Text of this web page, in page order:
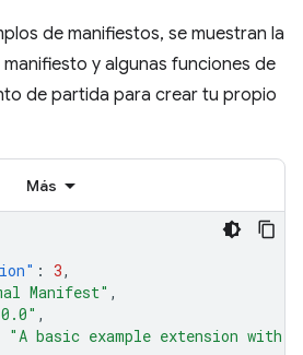
de manifiestos, se muestran la
y algunas funciones de
de partida para crear tu propio
Más
: 3,
Manifest" ,
,
"A basic example extension with